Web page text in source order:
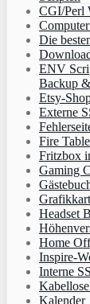
CGI/Perl
Die
ENV
Backup
Etsy-
Externe
Fire
Fritzbox
Gaming
Headset
Home
Inspire-
Interne
Kalender